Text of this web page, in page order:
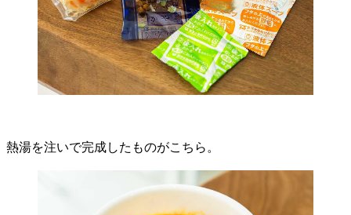
熱湯を注いで完成したものがこちら。